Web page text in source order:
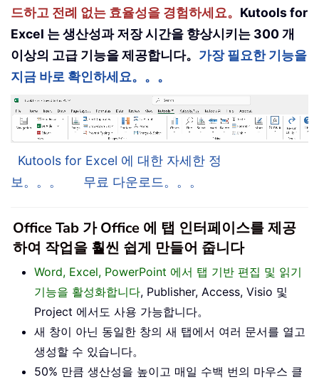
드하고 전례 없는 효율성을 경험하세요。 Kutools for
Excel 는 생산성과 저장 시간을 향상시키는 300 개
이상의 고급 기능을 제공합니다。 가장 필요한 기능을
지금 바로 확인하세요。。。
Kutools for Excel 에 대한 자세한 정
보。。。
무료 다운로드。。。
Office Tab 가 Office 에 탭 인터페이스를 제공
하여 작업을 훨씬 쉽게 만들어 줍니다
Word, Excel, PowerPoint 에서 탭 기반 편집 및 읽기
기능을 활성화합니다, Publisher, Access, Visio 및
Project 에서도 사용 가능합니다。
새 창이 아닌 동일한 창의 새 탭에서 여러 문서를 열고
생성할 수 있습니다。
50% 만큼 생산성을 높이고 매일 수백 번의 마우스 클